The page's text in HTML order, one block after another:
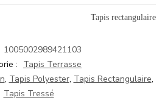
Tapis rectangulaire
1005002989421103
: Tapis Terrasse
, Tapis Polyester, Tapis Rectangulaire,
Tapis Tressé